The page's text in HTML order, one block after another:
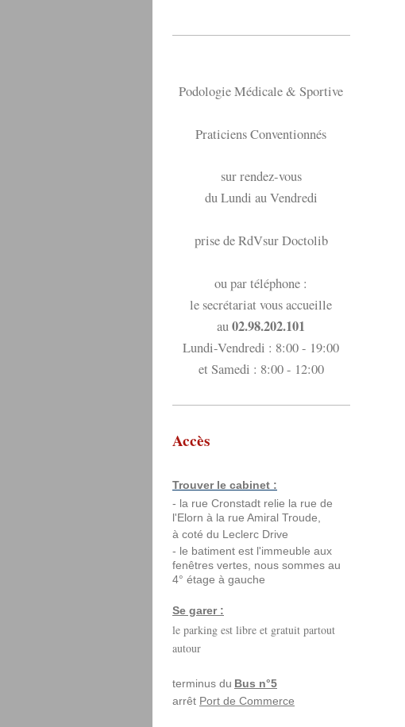
Podologie Médicale & Sportive
Praticiens Conventionnés
sur rendez-vous
du Lundi au Vendredi
prise de RdVsur Doctolib
ou par téléphone :
le secrétariat vous accueille
au02.98.202.101
Lundi-Vendredi : 8:00 - 19:00
et Samedi : 8:00 - 12:00
Accès
Trouver le cabinet :
- la rue Cronstadt relie la rue de
l'Elorn à la rue Amiral Troude,
à coté du Leclerc Drive
- le batiment est l'immeuble aux
fenêtres vertes, nous sommes au
4° étage à gauche
Se garer :
le parking est libre et gratuit partout
autour
terminus du Bus n°5
arrêt Port de Commerce